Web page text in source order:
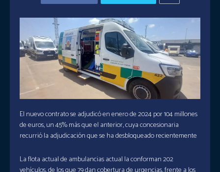
El nuevo contrato se adjudicó en enero de 2024 por 104 millones
de euros, un 45% más que el anterior, cuya concesionaria
recurrió la adjudicación que se ha desbloqueado recientemente
La flota actual de ambulancias actual la conforman 202